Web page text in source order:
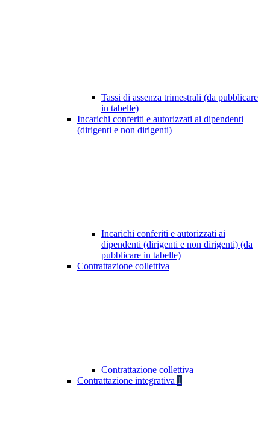
Tassi di assenza trimestrali (da pubblicare
in tabelle)
Incarichi conferiti e autorizzati ai dipendenti
(dirigenti e non dirigenti)
Incarichi conferiti e autorizzati ai
dipendenti (dirigenti e non dirigenti) (da
pubblicare in tabelle)
Contrattazione collettiva
Contrattazione collettiva
Contrattazione integrativa 1